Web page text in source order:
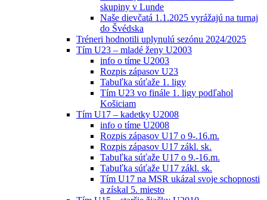
skupiny v Lunde
Naše dievčatá 1.1.2025 vyrážajú na turnaj
do Švédska
Tréneri hodnotili uplynulú sezónu 2024/2025
Tím U23 – mladé ženy U2003
info o tíme U2003
Rozpis zápasov U23
Tabuľka súťaže 1. ligy
Tím U23 vo finále 1. ligy podľahol
Košiciam
Tím U17 – kadetky U2008
info o tíme U2008
Rozpis zápasov U17 o 9-.16.m.
Rozpis zápasov U17 zákl. sk.
Tabuľka súťaže U17 o 9.-16.m.
Tabuľka súťaže U17 zákl. sk.
Tím U17 na MSR ukázal svoje schopnosti
a získal 5. miesto